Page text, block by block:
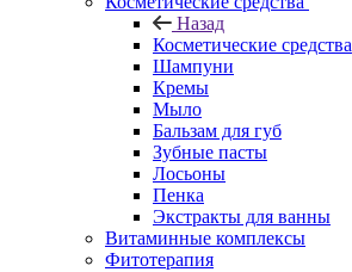
Назад
Косметические средства
Шампуни
Кремы
Мыло
Бальзам для губ
Зубные пасты
Лосьоны
Пенка
Экстракты для ванны
Витаминные комплексы
Фитотерапия